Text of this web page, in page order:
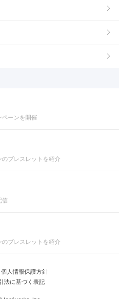
ーンを開催
ブレスレットを紹介
信
ブレスレットを紹介
人情報保護方針
法に基づく表記